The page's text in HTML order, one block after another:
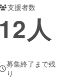
Creation
ュニティ
支援者数
12人
募集終了まで残
り